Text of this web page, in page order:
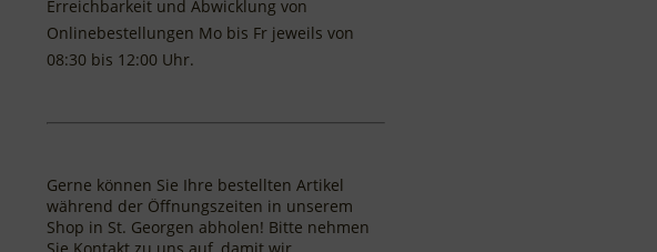
Erreichbarkeit und Abwicklung von
Onlinebestellungen Mo bis Fr jeweils von
08:30 bis 12:00 Uhr.
Gerne können Sie Ihre bestellten Artikel
während der Öffnungszeiten in unserem
Shop in St. Georgen abholen! Bitte nehmen